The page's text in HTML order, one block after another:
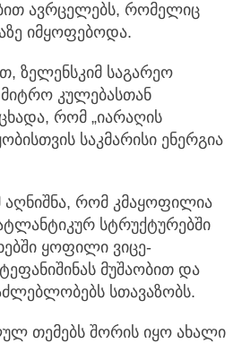
ავრცელებს, რომელიც
იმყოფებოდა.
ზელენსკიმ საგარეო
კულებასთან
რომ „იარაღის
საკმარისი ენერგია
აღნიშნა, რომ კმაყოფილია
სტრუქტურებში
ყოფილი ვიცე-
მუშაობით და
სთავაზობს.
თემებს შორის იყო ახალი